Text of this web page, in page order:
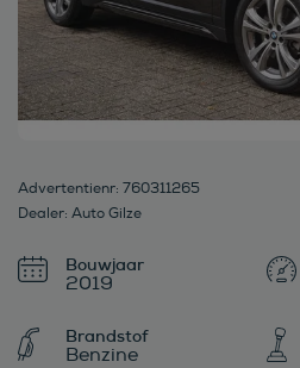
Advertentienr: 760311265
Dealer: Auto Gilze
Bouwjaar
2019
Brandstof
Benzine